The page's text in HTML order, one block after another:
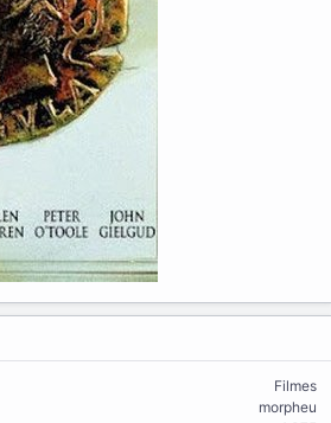
Filmes
morpheu